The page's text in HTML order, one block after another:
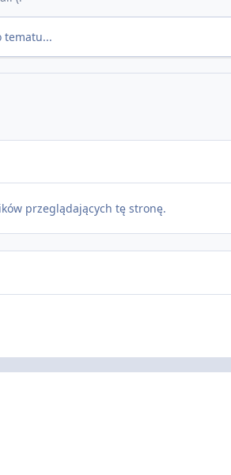
tematu...
przeglądających tę stronę.